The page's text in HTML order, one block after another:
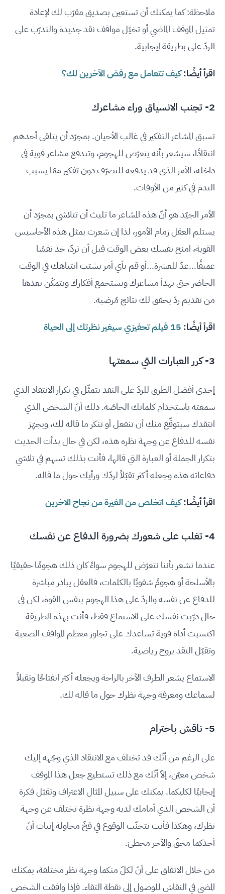
ملاحظة: كما يمكنك أن تستعين بصديق مقرّب لك لإعادة
تمثيل الموقف الماضي أو تخيّل مواقف نقد جديدة والتدرّب على
الردّ على بطريقة إيجابية.
اقرأ أيضًا:كيف تتعامل مع رفض الآخرين لك؟
2- تجنب الانسياق وراء مشاعرك
تسبق المشاعر التفكير في غالب الأحيان. بمجرّد أن يتلقى أحدهم
انتقادًا، سيشعر بأنه يتعرّض للهجوم، وتندفع مشاعر قوية في
داخله، الأمر الذي قد يدفعه للتصرّف دون تفكير ممّا يسبب
الندم في كثير من الأوقات.
الأمر الجيّد هو أنّ هذه المشاعر ما تلبث أن تتلاشى بمجرّد أن
يستلم العقل زمام الأمور، لذا إن شعرت بمثل هذه الأحاسيس
القوية، امنح نفسك بعض الوقت قبل أن تردّ، خذ نفسًا
عميقًا...عدّ للعشرة...أو قم بأي أمر يشتت انتباهك في الوقت
الحاضر حتى تهدأ مشاعرك وتستجمع أفكارك وتتمكّن بعدها
من تقديم ردّ يحقق لك نتائج مُرضية.
اقرأ أيضًا:
3- كرر العبارات التي سمعتها
إحدى أفضل الطرق للردّ على النقد تتمثّل في تكرار الانتقاد الذي
سمعته باستخدام كلماتك الخاصّة. ذلك أنّ الشخص الذي
انتقدك سيتوقّع منك أن تنفعل أو تنكر ما قاله لك، ويجهّز
نفسه للدفاع عن وجهة نظره هذه، لكن في حال بدأت الحديث
بتكرار الجملة أو العبارة التي قالها، فأنت بذلك تسهم في تلاشي
دفاعاته هذه وجعله أكثر تقبّلاً لردّك ورأيك حول ما قاله.
اقرأ أيضًا:كيف اتخلص من الغيرة من نجاح الاخرين
4- تغلب على شعورك بضرورة الدفاع عن نفسك
عندما نشعر بأننا نتعرّض للهجوم سواءً كان ذلك هجومًا حقيقيًا
بالأسلحة أو هجومً شفويًا بالكلمات، فالعقل يبادر مباشرة
للدفاع عن نفسه والردّ على هذا الهجوم بنفس القوة، لكن في
حال درّبت نفسك على الاستماع فقط، فأنت بهذه الطريقة
اكتسبت أداة قوية تساعدك على تجاوز معظم المواقف الصعبة
وتقبّل النقد بروح رياضية.
الاستماع يشعر الطرف الآخر بالراحة ويجعله أكثر انفتاحًا وتقبلاً
لسماعك ومعرفة وجهة نظرك حول ما قاله لك.
5- ناقش باحترام
على الرغم من أنّك قد تختلف مع الانتقاد الذي وجّهه إليك
شخص معيّن، إلاّ أنّك مع ذلك تستطيع جعل هذا الموقف
إيجابيًا لكليكما. يمكنك على سبيل المثال الاعتراف وتقبّل فكرة
أن الشخص الذي أمامك لديه وجهة نظرة تختلف عن وجهة
نظرك، وهكذا فأنت تتجنّب الوقوع في فخّ محاولة إثبات أنّ
أحدكما محقّ والآخر مخطئ.
من خلال الاتفاق على أنّ لكلّ منكما وجهة نظر مختلفة، يمكنك
المضي في النقاش للوصول إلى نقطة التقاء. فإذا وافقت الشخص